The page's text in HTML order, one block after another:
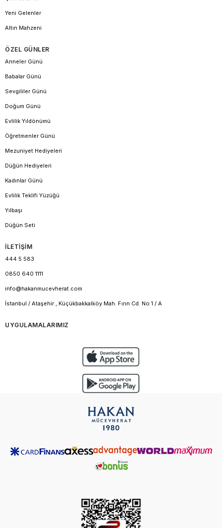
Yeni Gelenler
Altın Mahzeni
ÖZEL GÜNLER
Anneler Günü
Babalar Günü
Sevgililer Günü
Doğum Günü
Evlilik Yıldönümü
Öğretmenler Günü
Mezuniyet Hediyeleri
Düğün Hediyeleri
Kadınlar Günü
Evlilik Teklifi Yüzüğü
Yılbaşı
Düğün Seti
İLETİŞİM
444 5 583
0850 640 1111
info@hakanmucevherat.com
İstanbul / Ataşehir , Küçükbakkalköy Mah. Fırın Cd. No 1 / A
UYGULAMALARIMIZ